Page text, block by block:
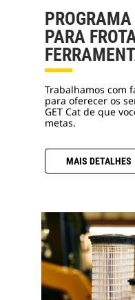
PARA
Trabalhamos com
para oferecer os
GET Cat de que
metas.
MAIS DETALHES